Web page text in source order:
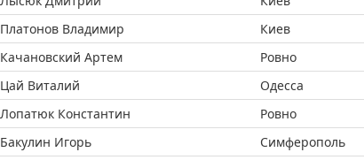
Платонов Владимир Киев
Качановский Артем Ровно
Цай Виталий Одесса
Лопатюк Константин Ровно
Бакулин Игорь Симферополь